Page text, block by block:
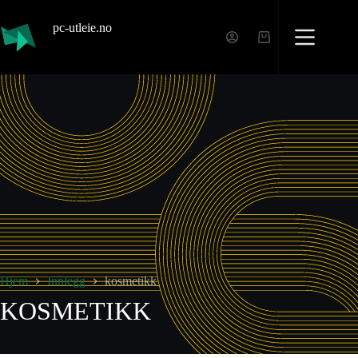
pc-utleie.no
Hjem Innlegg kosmetikk
KOSMETIKK